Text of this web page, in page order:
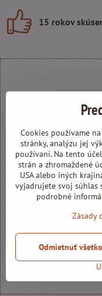
15 rokov
Externý
Prajete
Povoliť a
Cookies používame
stránky, analýzu jej
používaní. Na tento
strán a zhromaždené
USA alebo iných
vyjadrujete svoj súhlas
podrobné
Zásady
Odmietnuť všetko